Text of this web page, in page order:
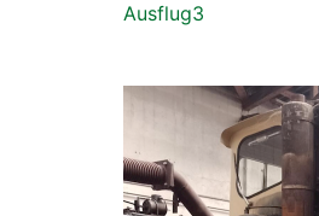
Ausflug3